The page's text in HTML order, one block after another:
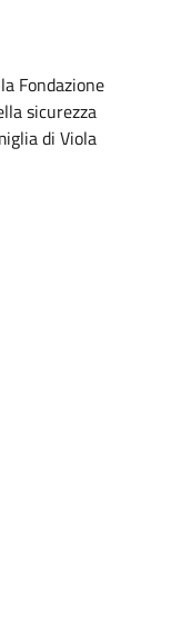
Fondazione
sicurezza
di Viola